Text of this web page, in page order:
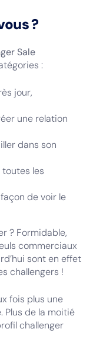
?
Sale
:
jour,
une relation
dans son
toutes les
de voir le
? Formidable,
commerciaux
sont en effet
challengers !
fois plus une
Plus de la moitié
challenger